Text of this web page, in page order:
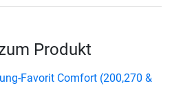
Produkt
Favorit Comfort (200,270 &